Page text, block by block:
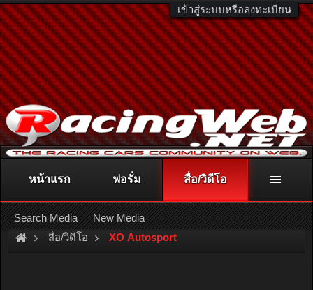
เข้าสู่ระบบหรือลงทะเบียน
ติดต่อลงโฆษณา racingweb@gmail.comหรือโทร. 081-811-1138
หรืออ่านรายละเอียดเพิ่มเติม คลิกที่นี่
สื่อ/วิดีโอ XO Autosport
หน้าแรก ฟอรั่ม สื่อ/วิดีโอ
Search Media New Media